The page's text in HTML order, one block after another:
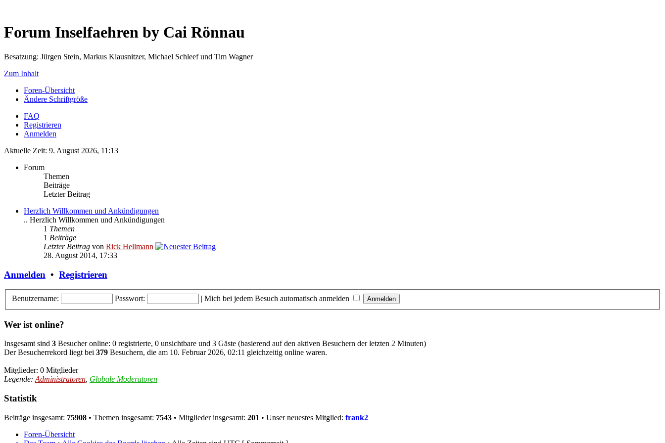
Forum Inselfaehren by Cai Rönnau
Besatzung: Jürgen Stein, Markus Klausnitzer, Michael Schleef und Tim Wagner
Zum Inhalt
Foren-Übersicht
Ändere Schriftgröße
FAQ
Registrieren
Anmelden
Aktuelle Zeit: 9. August 2026, 11:13
Forum
Themen
Beiträge
Letzter Beitrag
Herzlich Willkommen und Ankündigungen
.. Herzlich Willkommen und Ankündigungen
1 Themen
1 Beiträge
Letzter Beitrag von Rick Hellmann
28. August 2014, 17:33
Anmelden • Registrieren
Benutzername: Passwort: | Mich bei jedem Besuch automatisch anmelden
Wer ist online?
Insgesamt sind 3 Besucher online: 0 registrierte, 0 unsichtbare und 3 Gäste (basierend auf den aktiven Besuchern der letzten 2 Minuten)
Der Besucherrekord liegt bei 379 Besuchern, die am 10. Februar 2026, 02:11 gleichzeitig online waren.
Mitglieder: 0 Mitglieder
Legende: Administratoren Globale Moderatoren
Statistik
Beiträge insgesamt: 75908 • Themen insgesamt: 7543 • Mitglieder insgesamt: 201 • Unser neuestes Mitglied: frank2
Foren-Übersicht